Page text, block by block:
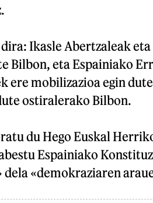
Ikasle Abertzaleak
Bilbon, eta Espainiako
ere mobilizazioa egin
ostiralerako Bilbon.
du Hego Euskal
Espainiako
«demokraziaren